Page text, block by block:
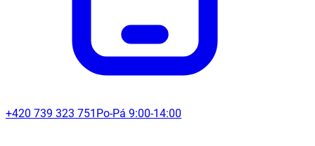
+420 739 323 751 Po-Pá 9:00-14:00